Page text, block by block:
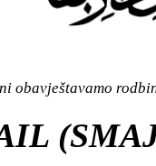
obavještavamo